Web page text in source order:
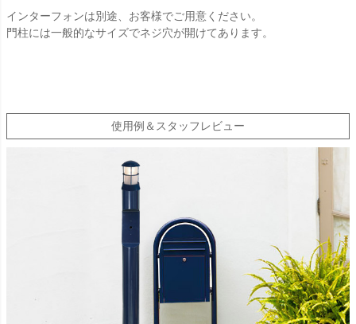
インターフォンは別途、お客様でご用意ください。
門柱には一般的なサイズでネジ穴が開けてあります。
使用例＆スタッフレビュー